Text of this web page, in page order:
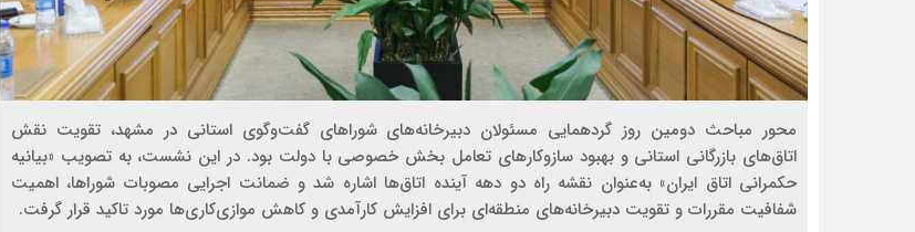
محور مباحث دومین روز گردهمایی مسئولان دبیرخانه‌های شوراهای گفت‌وگوی استانی در مشهد، تقویت نقش
اتاق‌های بازرگانی استانی و بهبود سازوکارهای تعامل بخش خصوصی با دولت بود. در این نشست، به تصویب «بیانیه
حکمرانی اتاق ایران» به‌عنوان نقشه راه دو دهه آینده اتاق‌ها اشاره شد و ضمانت اجرایی مصوبات شوراها، اهمیت
شفافیت مقررات و تقویت دبیرخانه‌های منطقه‌ای برای افزایش کارآمدی و کاهش موازی‌کاری‌ها مورد تاکید قرار گرفت.